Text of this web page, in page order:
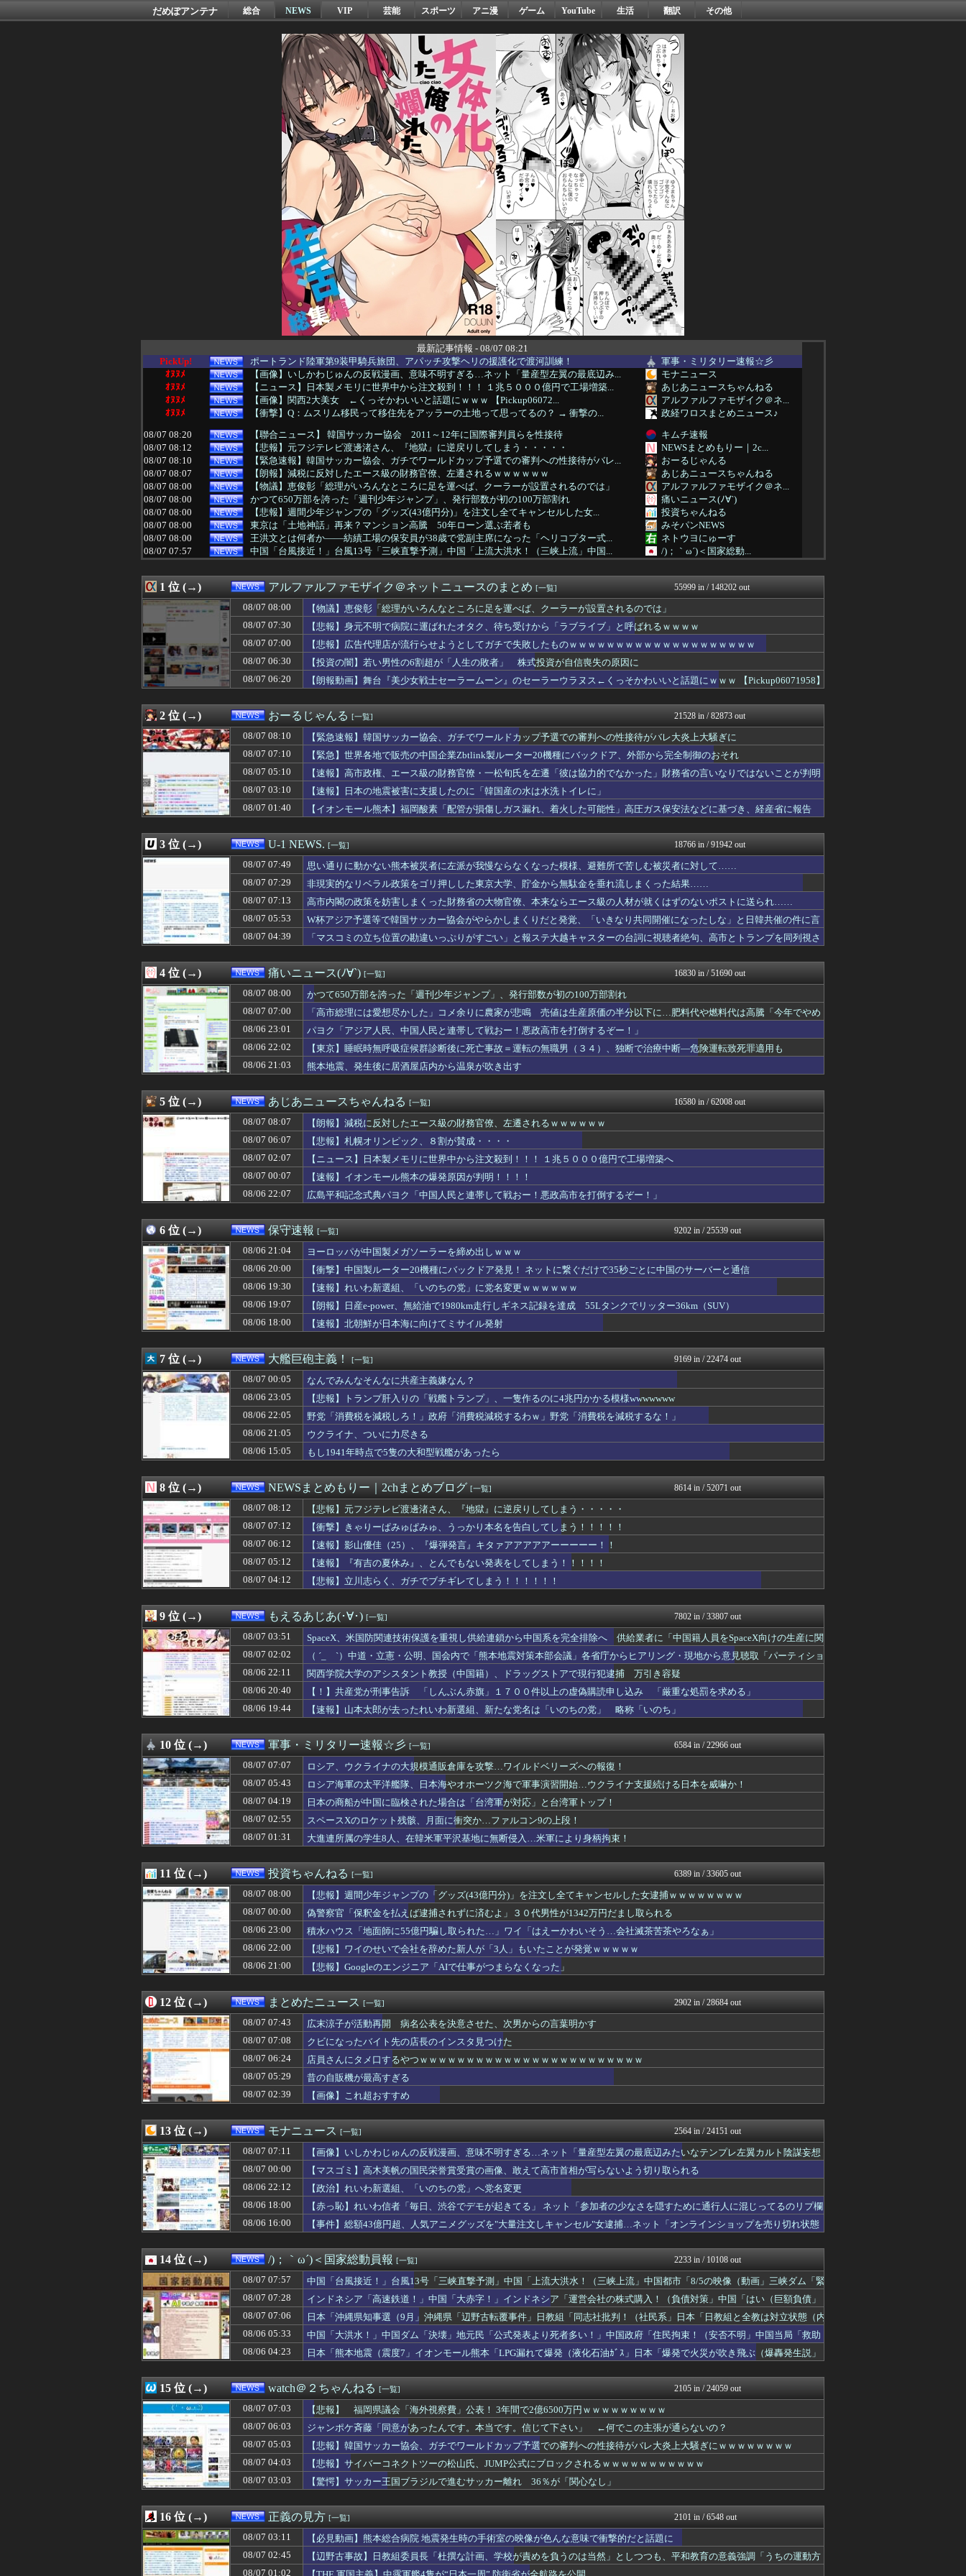
だめぽアンテナ 総合 NEWS VIP 芸能 スポーツ アニ漫 ゲーム YouTube 生活 翻訳 その他
最新記事情報 - 08/07 08:21
PickUp!
ポートランド陸軍第9装甲騎兵旅団、アパッチ攻撃ヘリの援護化で渡河訓練！
軍事・ミリタリー速報☆彡
ｵﾇﾇﾒ
【画像】いしかわじゅんの反戦漫画、意味不明すぎる…ネット「量産型左翼の最底辺み...
モナニュース
ｵﾇﾇﾒ
【ニュース】日本製メモリに世界中から注文殺到！！！ １兆５０００億円で工場増築...
あじあニュースちゃんねる
ｵﾇﾇﾒ
【画像】関西2大美女 ←くっそかわいいと話題にｗｗｗ 【Pickup06072...
アルファルファモザイク＠ネ...
ｵﾇﾇﾒ
【衝撃】Q：ムスリム移民って移住先をアッラーの土地って思ってるの？ → 衝撃の...
政経ワロスまとめニュース♪
08/07 08:20
【聯合ニュース】 韓国サッカー協会 2011～12年に国際審判員らを性接待
キムチ速報
08/07 08:12
【悲報】元フジテレビ渡邊渚さん、『地獄』に逆戻りしてしまう・・・・・
NEWSまとめもりー｜2c...
08/07 08:10
【緊急速報】韓国サッカー協会、ガチでワールドカップ予選での審判への性接待がバレ...
おーるじゃんる
08/07 08:07
【朗報】減税に反対したエース級の財務官僚、左遷されるｗｗｗｗｗｗ
あじあニュースちゃんねる
08/07 08:00
【物議】恵俊彰「総理がいろんなところに足を運べば、クーラーが設置されるのでは」
アルファルファモザイク＠ネ...
08/07 08:00
かつて650万部を誇った「週刊少年ジャンプ」、発行部数が初の100万部割れ
痛いニュース(ﾉ∀`)
08/07 08:00
【悲報】週間少年ジャンプの「グッズ(43億円分)」を注文し全てキャンセルした女...
投資ちゃんねる
08/07 08:00
東京は「土地神話」再来？マンション高騰 50年ローン選ぶ若者も
みそパンNEWS
08/07 08:00
王洪文とは何者か——紡績工場の保安員が38歳で党副主席になった「ヘリコプター式...
ネトウヨにゅーす
08/07 07:57
中国「台風接近！」台風13号「三峡直撃予測」中国「上流大洪水！（三峡上流」中国...
/)；｀ω´)＜国家総動...
08/07 07:49
思い通りに動かない熊本被災者に左派が我慢ならなくなった模様、避難所で苦しむ被災...
U-1 NEWS.
08/07 07:44
【AI】年商10億円を超える「ひとり親方」が急増
かせまと！
08/07 07:43
広末涼子が活動再開 病名公表を決意させた、次男からの言葉明かす
08/07 07:40
中国人に聞いた「一番悪いと思う国は？」 →1位中国
にゅーすアルー！
08/07 07:30
【悲報】身元不明で病院に運ばれたオタク、待ち受けから「ラブライブ」と呼ばれるｗ...
アルファルファモザイク＠ネ...
08/07 07:29
非現実的なリベラル政策をゴリ押しした東京大学、貯金から無駄金を垂れ流しまくった...
U-1 NEWS.
08/07 07:29
イオンモール熊本の爆発「配管が損傷しガス漏れ、着火した可能性」福岡酸素、経産省...
日本第一！ニュース録
08/07 07:28
インドネシア「高速鉄道！」中国「大赤字！」インドネシア「運営会社の株式購入！（...
/)；｀ω´)＜国家総動...
08/07 07:13
高市内閣の政策を妨害しまくった財務省の大物官僚、本来ならエース級の人材が就くは...
U-1 NEWS.
08/07 07:11
【画像】いしかわじゅんの反戦漫画、意味不明すぎる…ネット「量産型左翼の最底辺み...
モナニュース
08/07 07:10
【緊急】世界各地で販売の中国企業Zbtlink製ルーター20機種にバックドア、...
おーるじゃんる
08/07 07:08
クビになったバイト先の店長のインスタ見つけた
まとめたニュース
08/07 07:07
ロシア、ウクライナの大規模通販倉庫を攻撃…ワイルドベリーズへの報復！
軍事・ミリタリー速報☆彡
日本「沖縄県知事選（9月」沖縄県「辺野古転覆事件」日教組「同志社批判！（社民系...
/)；｀ω´)＜国家総動...
【悲報】 福岡県議会「海外視察費」公表！ 3年間で2億6500万円ｗｗｗｗｗ...
watch＠２ちゃんねる
08/07 07:00
｢中国経済は改善する」と答えたのはたった１%だけ…日系企業1364社が吐露「中...
ゴタゴタシタニュース
08/07 07:00
「高市総理には愛想尽かした」コメ余りに農家が悲鳴 売値は生産原価の半分以下に…...
痛いニュース(ﾉ∀`)
08/07 07:00
「ジャンプ」ストアで大量注文→キャンセルか 業務妨害容疑で女逮捕
常識的に考えた
08/07 07:00
【悲報】広告代理店が流行らせようとしてガチで失敗したものｗｗｗｗｗｗｗｗｗｗｗ...
アルファルファモザイク＠ネ...
08/07 06:57
【金利上昇】年24万円負担増 30代住宅ローンで、内閣府試算
かせまと！
08/07 06:55
中国製ルーター20機種にバックドア、外部から完全制御のおそれ [8/6]
国難にあってもの申す！！
なぜ韓国にはキム姓が多いのか…韓国の姓は250、日本は30万…歴史的背景を米学...
国難にあってもの申す！！
08/07 06:45
逮捕案件だろ 〜 パヨク「アジア人民、中国人民と連帯して戦おー！悪政高市を打倒...
反日愚国 恨寓瘻
08/07 06:40
中国の「レアアース武器化」が裏目に、世界で重レアアース供給網の構築が加速
にゅーすアルー！
08/07 06:30
【動画】熊本地震発生時の手術室の様子が公開される
ガハろぐNewsヽ(･ω･...
08/07 06:30
【投資の闇】若い男性の6割超が「人生の敗者」 株式投資が自信喪失の原因に
アルファルファモザイク＠ネ...
08/07 06:30
【99円】『心霊探偵八雲』 『万能鑑定士Ｑの事件簿』 『東京レイヴンズ』など...
オレ的ゲーム速報＠刃
08/07 06:20
【朗報動画】舞台『美少女戦士セーラームーン』のセーラーウラヌス←くっそかわいい...
アルファルファモザイク＠ネ...
08/07 06:13
2027年4月に食料品の消費税1％に減税､店頭価格を変えない店も｢利益がほとん...
理想ちゃんねる
08/07 06:12
【速報】影山優佳（25）、『爆弾発言』キタァアアアアアーーーーー！！
08/07 06:09
川上産業株式会社が10月よりプチプチ株式会社に社名変更
かせまと！
08/07 06:07
【悲報】札幌オリンピック、８割が賛成・・・・
あじあニュースちゃんねる
08/07 06:03
ジャンポケ斉藤「同意があったんです。本当です。信じて下さい」 ←何でこの主張が...
08/07 06:00
【ガチ朗報】関東、もう真夏の暑さが終わるかも
オレ的ゲーム速報＠刃
08/07 06:00
産経新聞が東北で新聞発行休止
常識的に考えた
08/07 06:00
【悲報】ワンピース原作者・尾田栄一郎さん、他の人と同じ「漫画家」という肩書きに...
08/07 05:55
中国人22人がタイの空港で搭乗拒否される、警備員が「つり目」ジェスチャー―香港...
国難にあってもの申す！！
08/07 05:53
W杯アジア予選等で韓国サッカー協会がやらかしまくりだと発覚、「いきなり共同開催...
U-1 NEWS.
08/07 05:50
【画像】海外女コスプレイヤーさん、スタイルの良さで日本人を圧倒してしまう 【P...
ロシア海軍の太平洋艦隊、日本海やオホーツク海で軍事演習開始…ウクライナ支援続け...
軍事・ミリタリー速報☆彡
昔の自販機が最高すぎる
まとめたニュース
08/07 05:20
韓国で約60年ぶりに路面電車が復活 最新鋭水素燃料電池車も
キムチ速報
08/07 05:12
【速報】『有吉の夏休み』、とんでもない発表をしてしまう！！！！！
08/07 05:10
【速報】高市政権、エース級の財務官僚・一松旬氏を左遷「彼は協力的でなかった」財...
おーるじゃんる
08/07 05:03
【悲報】韓国サッカー協会、ガチでワールドカップ予選での審判への性接待がバレ大炎...
08/07 05:00
熊本県内で◯◯者が現れまくり、通報頻発！災害支援にも悪影響が及んでしまう…
08/07 05:00
【電池】リチウムイオンの移動速度が最大1万倍に？次世代全固体電池の設計指針を変...
常識的に考えた
08/07 05:00
【福岡】3年間で2億6500万円 福岡県議会「海外視察費」公表
08/07 05:00
【がん原因】1位は感染症16.6%！喫煙・飲酒より多い衝撃の真実
モッコスヌ〜ン
08/07 04:55
「投資不適格になりつつある」ブルームバーグが突き付けた韓国金融市場の崖っぷち ...
国難にあってもの申す！！
08/07 04:41
タブレットのバッテリーが膨らんで画面が剥がれてきたんやが
08/07 04:39
「マスコミの立ち位置の勘違いっぷりがすごい」と報ステ大越キャスターの台詞に視聴...
U-1 NEWS.
08/07 04:19
日本の商船が中国に臨検された場合は「台湾軍が対応」と台湾軍トップ！
軍事・ミリタリー速報☆彡
08/07 04:12
【悲報】立川志らく、ガチでブチギレてしまう！！！！！！
08/07 04:00
早食いしてる奴、マジでヤバイぞ・・・
オレ的ゲーム速報＠刃
08/07 04:00
【天文】太陽に含まれる「銀」は従来推定よりも約55％多かった？ 隕石の分析結果...
08/07 04:00
【ガンダム戦艦】主砲よりMS貼り付けが正解？ブリッジ剥き出しの謎を考察
08/07 03:55
三重県警察 鈴鹿サーキットでパレード走行訓練中だった白バイが転倒事故 20代の...
国難にあってもの申す！！
08/07 03:51
SpaceX、米国防関連技術保護を重視し供給連鎖から中国系を完全排除へ 供給業...
もえるあじあ(･∀･)
08/07 03:41
消費税減税をなんとしても阻止したい石破前首相、「何いってんのこいつ」と有権者を...
U-1 NEWS.
【悲報】共同通信、ガチで逝く・・・・・・
08/07 03:11
【必見動画】熊本総合病院 地震発生時の手術室の映像が色んな意味で衝撃的だと話題...
正義の見方
08/07 03:10
【速報】日本の地震被害に支援したのに「韓国産の水は水洗トイレに」
08/07 03:00
夫さん、妻に「天井のシミ数えてれば終わるでな」と押し倒されて性行為 → 凄いこ...
オレ的ゲーム速報＠刃
08/07 03:00
【天文】「系外衛星」を史上初めて発見か--しかし「衛星」の定義を揺るがす事態に...
08/07 03:00
【食洗機】韓国人が騒ぐ「水洗い」は予備洗浄だった！日本の飲食店の衛生習慣を解説
08/07 02:55
スペースXのロケット残骸、月面に衝突か…ファルコン9の上段！
08/07 02:55
千葉県袖ケ浦市「おむつ交換で噛みつかれ」看護助手の男を逮捕 90歳入院患者の顔...
国難にあってもの申す！！
08/07 02:48
あっち系御用達で有名になった某ブランド、一時は飛ぶ鳥を落とす勢いだったが今期の...
08/07 02:45
【辺野古事故】日教組委員長「杜撰な計画、学校が責めを負うのは当然」としつつも、...
08/07 02:40
高市首相、2年限定の消費減税「確実に戻す」発言は「私の覚悟」
とりのまるやき（保守）
08/07 02:39
【画像】これ超おすすめ
まとめたニュース
08/07 02:12
【悲報】日本の歴史、ついに『崩壊』してしまう・・・・・
NEWSまとめもりー｜2c...
08/07 02:07
【ニュース】日本製メモリに世界中から注文殺到！！！ １兆５０００億円で工場増築...
あじあニュースちゃんねる
08/07 02:03
【動画】手術中に熊本地震直撃やばすぎ！！！！！
watch＠２ちゃんねる
08/07 02:02
（ ´_ゝ`）中道・立憲・公明、国会内で「熊本地震対策本部会議」各省庁からヒア...
もえるあじあ(･∀･)
08/07 02:00
【怒り】自宅の隣が突然民泊に…騒音や誤配達で住民から悲鳴 特区民泊を導入した東...
常識的に考えた
08/07 02:00
【消費減税閣議決定】「反対」の財務省敗北 首相の不信根強く 人事介入をちらつか...
黒マッチョニュース
08/07 02:00
【フランス人の日本好き】中国人女性が「日本人と間違われた」衝撃エピソードが示す...
モッコスヌ〜ン
08/07 01:55
欧州旅行者のアジア旅行先ランキング、日本はタイ、インドネシアに次いで3位ランク...
国難にあってもの申す！！
08/07 01:40
【イオンモール熊本】福岡酸素「配管が損傷しガス漏れ、着火した可能性」高圧ガス保...
おーるじゃんる
08/07 01:12
【悲報】防犯カメラにバッチリ映った55歳露出魔「身に覚えがありません」と容疑を...
NEWSまとめもりー｜2c...
08/07 01:09
ミヤネ屋に出演した左派の社会学者、イオン爆発事故の例のテナントに理解を示して…...
U-1 NEWS.
08/07 01:04
【悲報】愛煙家・岸谷蘭丸「喫煙者の権利がマジで侵害されてる」と私見 「いくら税...
08/07 01:02
【THE 軍国主義】中露軍艦4隻が“日本一周” 防衛省が全航路を公開
正義の見方
08/07 01:00
「期待されたほどの成果ない」 ゼレンスキー氏が日本の支援に不満を表明
常識的に考えた
08/07 01:00
近畿大学准教授、苦言「みいちゃん呼びが揶揄する言葉として使われ、当事者から具体...
08/07 01:00
イオンモール熊本爆発事故 LPガス供給会社「当局の調査に全面的に協力」 経産省...
08/07 01:00
【フードコート】ハズレ店の烙印を押される運命、その正体とは？
モッコスヌ〜ン
08/07 00:41
【速報】注文厨の女を逮捕
まとめたニュース
08/07 00:13
【悲報】株式投資は若年男性の自信喪失の原因 6割超が｢人生の敗者｣自認
理想ちゃんねる
08/07 00:10
【外国人採用アンケ】諮問機関「差別、非公開答申」三重県「差別に当たらず、公表す...
おーるじゃんる
08/07 00:07
【速報】イオンモール熊本の爆発原因が判明！！！！
あじあニュースちゃんねる
08/07 00:06
北朝鮮がロシアに弾道ミサイル40発供与、ミサイル部隊90人派遣開始…さらに80...
軍事・ミリタリー速報☆彡
08/07 00:05
なんでみんなそんなに共産主義嫌なん？
大艦巨砲主義！
08/07 00:00
ブラジル「日本人を満載したトラックのように扱え」→差別として問題になり「一般的...
ゴタゴタシタニュース
08/07 00:00
中道、立憲、公明が熊本地震現地報告を受け政府に要請書を提出へ
08/07 00:00
【動画】駅構内のスピーカーから強烈な下ネタ音声が垂れ流される 全乗客困惑の音声...
08/07 00:00
秋田市に国内最大級データセンター 建設費２兆円見込む、ＵＡＥなど投資
みそパンNEWS
08/07 00:00
偽警察官「保釈金を払えば逮捕されずに済むよ」３０代男性が1342万円だまし取ら...
投資ちゃんねる
08/07 00:00
【島根】コンビニで1800mlの麦焼酎（いいちこ）をズボンのポケットに入れて万...
常識的に考えた
08/07 00:00
上海一月風暴とは——造反派が一夜で市の権力を奪った1967年1月
08/07 00:00
【悲報】政府、SA有料化検討で「休めと言いつつ休むな」矛盾にネット呆れ
08/06 23:59
韓国警察、大韓サッカー協会を家宅捜索 代表監督選考巡り
厳選！韓国情報
08/06 23:57
広島県知事ら「核抑止論、根本的におかしい」
なんJ政治ネタまとめ
08/06 23:51
【AI】中国DeepSeek、近日中に「大幅値上げ」か API料金ページに追記
08/06 23:40
be
08/06 23:38
【速報】れいわ新選組、新たな党名は「いのちの党」 略称は「いのち」
まとめたニュース
08/06 23:29
中国製ルーター20機種にバックドア 外部から完全制御できる機能が仕込まれていた
日本第一！ニュース録
08/06 23:18
【相場】ドル円、上抜け 1ドル158円台
かせまと！
08/06 23:10
【速報】森山裕・自民党前幹事長「高市総理の個人的なSNS投稿が習近平主席を怒ら...
おーるじゃんる
08/06 23:08
年末年始の休暇が31日から3日までしかない社畜w
ふぇー速
08/06 23:08
【悲報】玉川徹さん、8月6日の原爆の日にトンデモ持論を展開し物議… → ネット...
政経ワロスまとめニュース♪
08/06 23:05
【悲報】トランプ肝入りの「戦艦トランプ」、一隻作るのに4兆円かかる模様wwww...
大艦巨砲主義！
08/06 23:02
「キム兄」こと木村祐一さん、誰だか分からないくらい激変してしまう・・・
オレ的ゲーム速報＠刃
08/06 23:01
パヨク「アジア人民、中国人民と連帯して戦おー！悪政高市を打倒するぞー！」
痛いニュース(ﾉ∀`)
08/06 23:00
日本、警察の威嚇射撃に怯まないと射殺される恐ろしい国になる…
黒マッチョニュース
08/06 23:00
積水ハウス「地面師に55億円騙し取られた…」ワイ「はえーかわいそう…会社滅茶苦...
投資ちゃんねる
08/06 23:00
不動産ファンド「みんなで大家さん」が約2881億円の債務超過 分配金の支払い停...
みそパンNEWS
08/06 23:00
【マイクロLED】CPUとGPUをモールス信号で通信！？MicrosoftとT...
モッコスヌ〜ン
08/06 22:52
ついに国産ヒューマノイド登場、人手不足深刻化の医療・製造現場などでの活用想定！
軍事・ミリタリー速報☆彡
08/06 22:52
ファミマソックス、1円（クーポン）で投げ売りｗｗｗｗｗｗｗｗｗｗｗ
かせまと！
08/06 22:40
刃物を持って中国大使館に侵入した自衛官、地裁で動機明かす「中国の強硬な外交方針...
にゅーすアルー！
08/06 22:36
忘年会で一発芸やることになったから案くれ
ふぇー速
08/06 22:33
【悲報】5年前のNHK性加害の出演者は「今も普通の顔して芸能活動してる」ネット...
watch＠２ちゃんねる
08/06 22:33
中露軍艦4隻が“日本一周”
まとめたニュース
08/06 22:30
【悲報】時給1500円でもミャンマー人に逃げられる…地方の雇用崩壊がヤバい
モッコスヌ〜ン
08/06 22:29
【財務省人事】エース級の財務官僚・一松旬氏が”異例転出”へ 官邸幹部「協力的で... 日本第一！ニュース録
1 位 (→) アルファルファモザイク＠ネットニュースのまとめ [一覧] 55999 in / 148202 out
08/07 08:00
【物議】恵俊彰「総理がいろんなところに足を運べば、クーラーが設置されるのでは」
08/07 07:30
【悲報】身元不明で病院に運ばれたオタク、待ち受けから「ラブライブ」と呼ばれるｗｗｗｗ
08/07 07:00
【悲報】広告代理店が流行らせようとしてガチで失敗したものｗｗｗｗｗｗｗｗｗｗｗｗｗｗｗｗｗｗｗｗ
08/07 06:30
【投資の闇】若い男性の6割超が「人生の敗者」 株式投資が自信喪失の原因に
08/07 06:20
【朗報動画】舞台『美少女戦士セーラームーン』のセーラーウラヌス←くっそかわいいと話題にｗｗｗ 【Pickup06071958】
2 位 (→) おーるじゃんる [一覧] 21528 in / 82873 out
08/07 08:10
【緊急速報】韓国サッカー協会、ガチでワールドカップ予選での審判への性接待がバレ大炎上大騒ぎに
08/07 07:10
【緊急】世界各地で販売の中国企業Zbtlink製ルーター20機種にバックドア、外部から完全制御のおそれ
08/07 05:10
【速報】高市政権、エース級の財務官僚・一松旬氏を左遷「彼は協力的でなかった」財務省の言いなりではないことが判明
08/07 03:10
【速報】日本の地震被害に支援したのに「韓国産の水は水洗トイレに」
08/07 01:40
【イオンモール熊本】福岡酸素「配管が損傷しガス漏れ、着火した可能性」高圧ガス保安法などに基づき、経産省に報告
3 位 (→) U-1 NEWS. [一覧] 18766 in / 91942 out
08/07 07:49
思い通りに動かない熊本被災者に左派が我慢ならなくなった模様、避難所で苦しむ被災者に対して……
08/07 07:29
非現実的なリベラル政策をゴリ押しした東京大学、貯金から無駄金を垂れ流しまくった結果……
08/07 07:13
高市内閣の政策を妨害しまくった財務省の大物官僚、本来ならエース級の人材が就くはずのないポストに送られ……
08/07 05:53
W杯アジア予選等で韓国サッカー協会がやらかしまくりだと発覚、「いきなり共同開催になったしな」と日韓共催の件に言
及する声も……
08/07 04:39
「マスコミの立ち位置の勘違いっぷりがすごい」と報ステ大越キャスターの台詞に視聴者絶句、高市とトランプを同列視さ
4 位 (→) 痛いニュース(ﾉ∀`) [一覧] 16830 in / 51690 out
08/07 08:00
かつて650万部を誇った「週刊少年ジャンプ」、発行部数が初の100万部割れ
08/07 07:00
「高市総理には愛想尽かした」コメ余りに農家が悲鳴 売値は生産原価の半分以下に…肥料代や燃料代は高騰「今年でやめ
る」農家も
08/06 23:01
パヨク「アジア人民、中国人民と連帯して戦おー！悪政高市を打倒するぞー！」
08/06 22:02
【東京】睡眠時無呼吸症候群診断後に死亡事故＝運転の無職男（３４）、独断で治療中断―危険運転致死罪適用も
08/06 21:03
熊本地震、発生後に居酒屋店内から温泉が吹き出す
5 位 (→) あじあニュースちゃんねる [一覧] 16580 in / 62008 out
08/07 08:07
【朗報】減税に反対したエース級の財務官僚、左遷されるｗｗｗｗｗｗ
08/07 06:07
【悲報】札幌オリンピック、８割が賛成・・・・
08/07 02:07
【ニュース】日本製メモリに世界中から注文殺到！！！ １兆５０００億円で工場増築へ
08/07 00:07
【速報】イオンモール熊本の爆発原因が判明！！！！
08/06 22:07
広島平和記念式典パヨク「中国人民と連帯して戦おー！悪政高市を打倒するぞー！」
6 位 (→) 保守速報 [一覧] 9202 in / 25539 out
08/06 21:04
ヨーロッパが中国製メガソーラーを締め出しｗｗｗ
08/06 20:00
【衝撃】中国製ルーター20機種にバックドア発見！ ネットに繋ぐだけで35秒ごとに中国のサーバーと通信
08/06 19:30
【速報】れいわ新選組、「いのちの党」に党名変更ｗｗｗｗｗｗ
08/06 19:07
【朗報】日産e-power、無給油で1980km走行しギネス記録を達成 55Lタンクでリッター36km（SUV）
08/06 18:00
【速報】北朝鮮が日本海に向けてミサイル発射
7 位 (→) 大艦巨砲主義！ [一覧] 9169 in / 22474 out
08/07 00:05
なんでみんなそんなに共産主義嫌なん？
08/06 23:05
【悲報】トランプ肝入りの「戦艦トランプ」、一隻作るのに4兆円かかる模様wwwwwww
08/06 22:05
野党「消費税を減税しろ！」政府「消費税減税するわｗ」野党「消費税を減税するな！」
08/06 21:05
ウクライナ、ついに力尽きる
08/06 15:05
もし1941年時点で5隻の大和型戦艦があったら
8 位 (→) NEWSまとめもりー｜2chまとめブログ [一覧] 8614 in / 52071 out
08/07 08:12
【悲報】元フジテレビ渡邊渚さん、『地獄』に逆戻りしてしまう・・・・・
08/07 07:12
【衝撃】きゃりーぱみゅぱみゅ、うっかり本名を告白してしまう！！！！！
08/07 06:12
【速報】影山優佳（25）、『爆弾発言』キタァアアアアアーーーーー！！
08/07 05:12
【速報】『有吉の夏休み』、とんでもない発表をしてしまう！！！！！
08/07 04:12
【悲報】立川志らく、ガチでブチギレてしまう！！！！！！
9 位 (→) もえるあじあ(･∀･) [一覧] 7802 in / 33807 out
08/07 03:51
SpaceX、米国防関連技術保護を重視し供給連鎖から中国系を完全排除へ 供給業者に「中国籍人員をSpaceX向けの生産に関
わらせないこと」「中国製の設備・部品を使わないこと」を要求し監査実施
08/07 02:02
（ ´_ゝ`）中道・立憲・公明、国会内で「熊本地震対策本部会議」各省庁からヒアリング・現地から意見聴取「パーティショ
ン、人手、宿泊施設の不足や、外国人実習生の方々にも対応してほしい」今日の午後、政府に要望書を提出
08/06 22:11
関西学院大学のアシスタント教授（中国籍）、ドラッグストアで現行犯逮捕 万引き容疑
08/06 20:40
【！】共産党が刑事告訴 「しんぶん赤旗」１７００件以上の虚偽購読申し込み 「厳重な処罰を求める」
08/06 19:44
【速報】山本太郎が去ったれいわ新選組、新たな党名は「いのちの党」 略称「いのち」
10 位 (→) 軍事・ミリタリー速報☆彡 [一覧] 6584 in / 22966 out
08/07 07:07
ロシア、ウクライナの大規模通販倉庫を攻撃…ワイルドベリーズへの報復！
08/07 05:43
ロシア海軍の太平洋艦隊、日本海やオホーツク海で軍事演習開始…ウクライナ支援続ける日本を威嚇か！
08/07 04:19
日本の商船が中国に臨検された場合は「台湾軍が対応」と台湾軍トップ！
08/07 02:55
スペースXのロケット残骸、月面に衝突か…ファルコン9の上段！
08/07 01:31
大進連所属の学生8人、在韓米軍平沢基地に無断侵入…米軍により身柄拘束！
11 位 (→) 投資ちゃんねる [一覧] 6389 in / 33605 out
08/07 08:00
【悲報】週間少年ジャンプの「グッズ(43億円分)」を注文し全てキャンセルした女逮捕ｗｗｗｗｗｗｗｗ
08/07 00:00
偽警察官「保釈金を払えば逮捕されずに済むよ」３０代男性が1342万円だまし取られる
08/06 23:00
積水ハウス「地面師に55億円騙し取られた…」ワイ「はえーかわいそう…会社滅茶苦茶やろなぁ」
08/06 22:00
【悲報】ワイのせいで会社を辞めた新人が「3人」もいたことが発覚ｗｗｗｗｗ
08/06 21:00
【悲報】Googleのエンジニア「AIで仕事がつまらなくなった」
12 位 (→) まとめたニュース [一覧] 2902 in / 28684 out
08/07 07:43
広末涼子が活動再開 病名公表を決意させた、次男からの言葉明かす
08/07 07:08
クビになったバイト先の店長のインスタ見つけた
08/07 06:24
店員さんにタメ口するやつｗｗｗｗｗｗｗｗｗｗｗｗｗｗｗｗｗｗｗｗｗｗｗｗ
08/07 05:29
昔の自販機が最高すぎる
08/07 02:39
【画像】これ超おすすめ
13 位 (→) モナニュース [一覧] 2564 in / 24151 out
08/07 07:11
【画像】いしかわじゅんの反戦漫画、意味不明すぎる…ネット「量産型左翼の最底辺みたいなテンプレ左翼カルト陰謀妄想
漫画しか描けなくなってる」
08/07 00:00
【マスゴミ】高木美帆の国民栄誉賞受賞の画像、敢えて高市首相が写らないよう切り取られる
08/06 22:12
【政治】れいわ新選組、「いのちの党」へ党名変更
08/06 18:00
【赤っ恥】れいわ信者「毎日、渋谷でデモが起きてる」 ネット「参加者の少なさを隠すために通行人に混じってるのリプ欄
でバラされてて草」
08/06 16:00
【事件】総額43億円超、人気アニメグッズを"大量注文しキャンセル"女逮捕…ネット「オンラインショップを売り切れ状態
14 位 (→) /)；｀ω´)＜国家総動員報 [一覧] 2233 in / 10108 out
08/07 07:57
中国「台風接近！」台風13号「三峡直撃予測」中国「上流大洪水！（三峡上流」中国都市「8/5の映像（動画」三峡ダム「緊
急放流（決壊危機」中国「下流大水害（震え声」→
08/07 07:28
インドネシア「高速鉄道！」中国「大赤字！」インドネシア「運営会社の株式購入！（負債対策」中国「はい（巨額負債」
インドネシア「700km延伸計画！（実質中止」→
08/07 07:06
日本「沖縄県知事選（9月」沖縄県「辺野古転覆事件」日教組「同志社批判！（社民系」日本「日教組と全教は対立状態（内
ｹﾞﾊﾞ」特別調査委員会「同志社に猛省促す」→
08/06 05:33
中国「大洪水！」中国ダム「決壊」地元民「公式発表より死者多い！」中国政府「住民拘束！（安否不明」中国当局「救助
隊動画も削除」台風13号「三峡ﾀﾞﾑ接近中」→
08/06 04:23
日本「熊本地震（震度7」イオンモール熊本「LPG漏れて爆発（液化石油ｶﾞｽ」日本「爆発で火災が吹き飛ぶ（爆轟発生説」
15 位 (→) watch＠２ちゃんねる [一覧] 2105 in / 24059 out
08/07 07:03
【悲報】 福岡県議会「海外視察費」公表！ 3年間で2億6500万円ｗｗｗｗｗｗｗｗｗ
08/07 06:03
ジャンポケ斉藤「同意があったんです。本当です。信じて下さい」 ←何でこの主張が通らないの？
08/07 05:03
【悲報】韓国サッカー協会、ガチでワールドカップ予選での審判への性接待がバレ大炎上大騒ぎにｗｗｗｗｗｗｗｗ
08/07 04:03
【悲報】サイバーコネクトツーの松山氏、JUMP公式にブロックされるｗｗｗｗｗｗｗｗｗｗｗ
08/07 03:03
【驚愕】サッカー王国ブラジルで進むサッカー離れ 36％が「関心なし」
16 位 (→) 正義の見方 [一覧] 2101 in / 6548 out
08/07 03:11
【必見動画】熊本総合病院 地震発生時の手術室の映像が色んな意味で衝撃的だと話題に
08/07 02:45
【辺野古事故】日教組委員長「杜撰な計画、学校が責めを負うのは当然」としつつも、平和教育の意義強調「うちの運動方
針は極めてバランス良い」
08/07 01:02